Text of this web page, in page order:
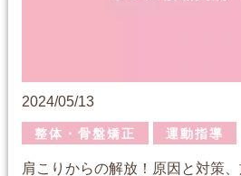
2024/05/13
整体・骨盤矯正 運動指導
肩こりからの解放！原因と対策